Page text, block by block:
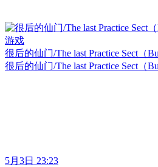
很后的仙门/The last Practice Sect（
很后的仙门/The last Practice Sect（
5月3日 23:23